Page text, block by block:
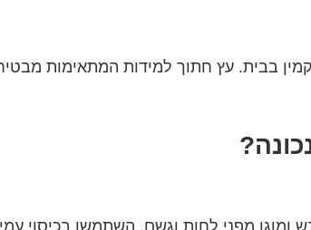
בבית. עץ חתוך למידות המתאימות
מפני לחות וגשם. השתמשו בכיסוי